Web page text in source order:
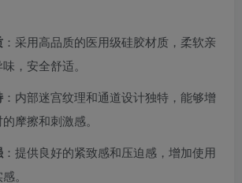
：采用高品质的医用级硅胶材质，柔软亲
，安全舒适。
：内部迷宫纹理和通道设计独特，能够增
摩擦和刺激感。
：提供良好的紧致感和压迫感，增加使用
。